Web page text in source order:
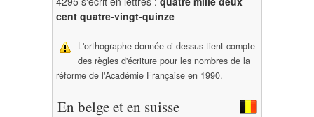
cent quatre-vingt-quinze
L'orthographe donnée ci-dessus tient compte
des règles d'écriture pour les nombres de la
réforme de l'Académie Française en 1990.
En belge et en suisse